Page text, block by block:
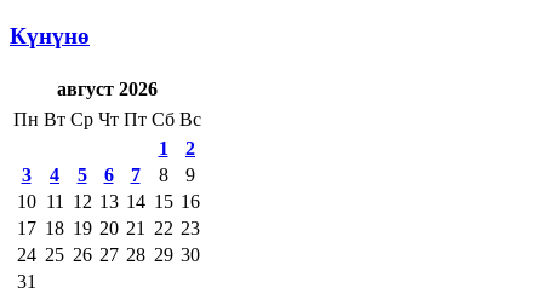
Күнүнө
август 2026
Пн Вт Ср Чт Пт Сб Вс
1
2
3
4 5 6 7 8
9
10 11 12 13 14 15 16
17 18 19 20 21 22 23
24 25 26 27 28 29 30
31